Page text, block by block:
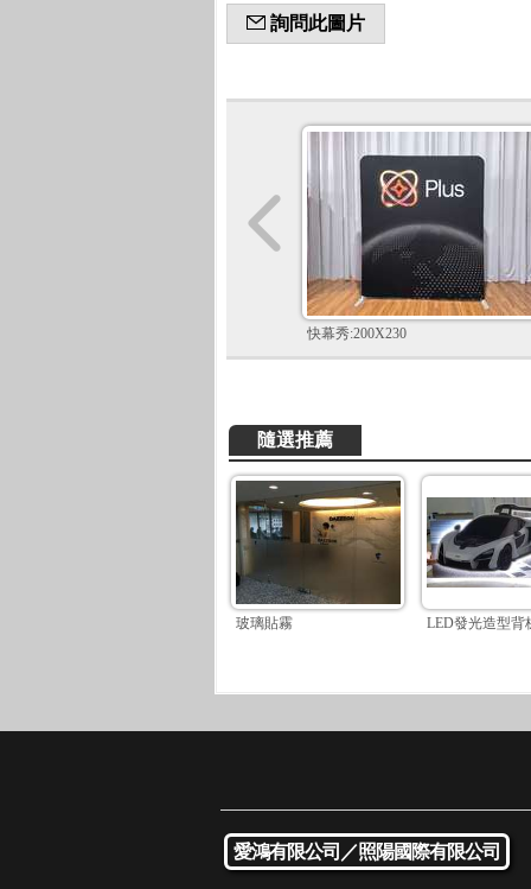
詢問此圖片
快幕秀:200X230
隨選推薦
玻璃貼霧 LED發光造型背
愛鴻有限公司／照陽國際有限公司